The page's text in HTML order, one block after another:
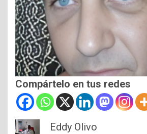
Compártelo en tus redes
Eddy Olivo